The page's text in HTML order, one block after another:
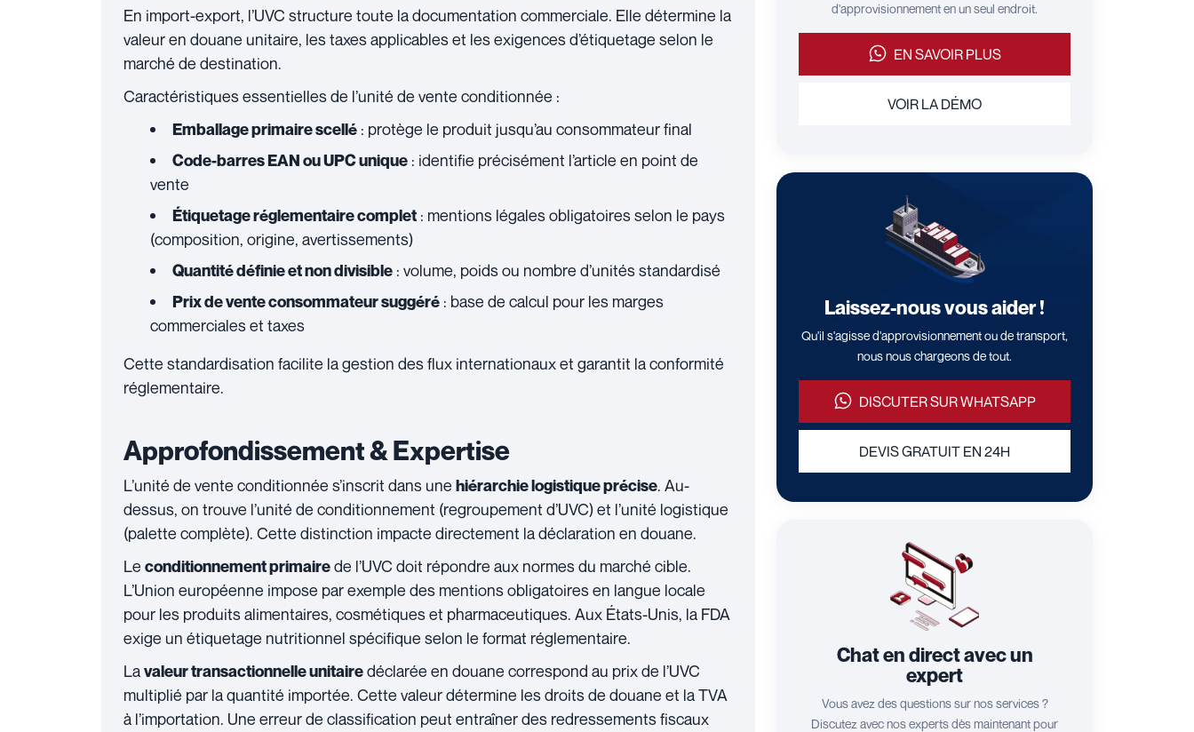
En import-export, l’UVC structure toute la documentation commerciale. Elle détermine la
valeur en douane unitaire, les taxes applicables et les exigences d’étiquetage selon le
marché de destination.
Caractéristiques essentielles de l’unité de vente conditionnée :
Emballage primaire scellé : protège le produit jusqu’au consommateur final
Code-barres EAN ou UPC unique : identifie précisément l’article en point de
vente
Étiquetage réglementaire complet : mentions légales obligatoires selon le pays
(composition, origine, avertissements)
Quantité définie et non divisible : volume, poids ou nombre d’unités standardisé
Prix de vente consommateur suggéré : base de calcul pour les marges
commerciales et taxes
Cette standardisation facilite la gestion des flux internationaux et garantit la conformité
réglementaire.
Approfondissement & Expertise
L’unité de vente conditionnée s’inscrit dans une hiérarchie logistique précise. Au-
dessus, on trouve l’unité de conditionnement (regroupement d’UVC) et l’unité logistique
(palette complète). Cette distinction impacte directement la déclaration en douane.
Le conditionnement primairede l’UVC doit répondre aux normes du marché cible.
L’Union européenne impose par exemple des mentions obligatoires en langue locale
pour les produits alimentaires, cosmétiques et pharmaceutiques. Aux États-Unis, la FDA
exige un étiquetage nutritionnel spécifique selon le format réglementaire.
Lavaleur transactionnelle unitairedéclarée en douane correspond au prix de l’UVC
multiplié par la quantité importée. Cette valeur détermine les droits de douane et la TVA
à l’importation. Une erreur de classification peut entraîner des redressements fiscaux
d'approvisionnement en un seul endroit.
EN SAVOIR PLUS
VOIR LA DÉMO
Laissez-nous vous aider !
Qu'il s'agisse d'approvisionnement ou de transport,
nous nous chargeons de tout.
DISCUTER SUR WHATSAPP
DEVIS GRATUIT EN 24H
Chat en direct avec un
expert
Vous avez des questions sur nos services ?
Discutez avec nos experts dès maintenant pour